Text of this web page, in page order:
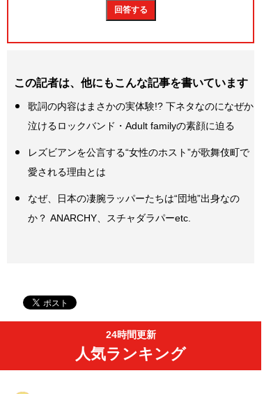
この記者は、他にもこんな記事を書いています
歌詞の内容はまさかの実体験!? 下ネタなのになぜか
泣けるロックバンド・Adult familyの素顔に迫る
レズビアンを公言する“女性のホスト”が歌舞伎町で
愛される理由とは
なぜ、日本の凄腕ラッパーたちは“団地”出身なの
か？ ANARCHY、スチャダラパーetc.
24時間更新
人気ランキング